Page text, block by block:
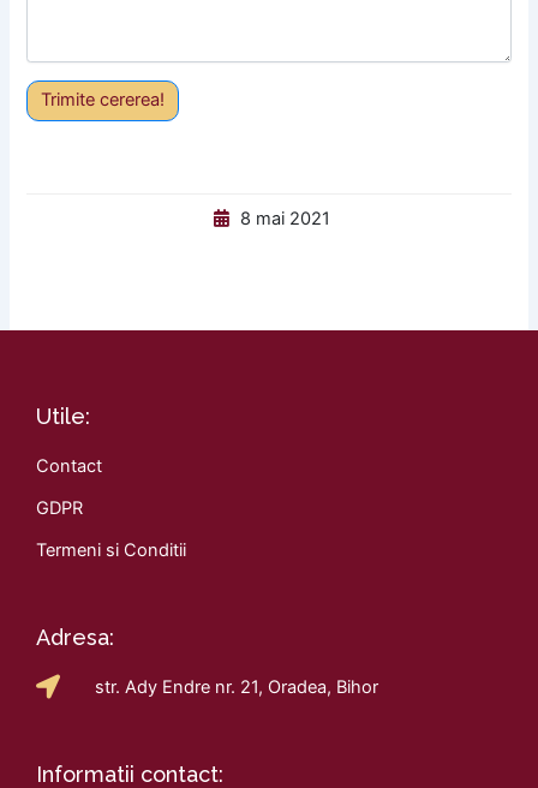
Trimite cererea!
8 mai 2021
Utile:
Contact
GDPR
Termeni si Conditii
Adresa:
str. Ady Endre nr. 21, Oradea, Bihor
Informatii contact: